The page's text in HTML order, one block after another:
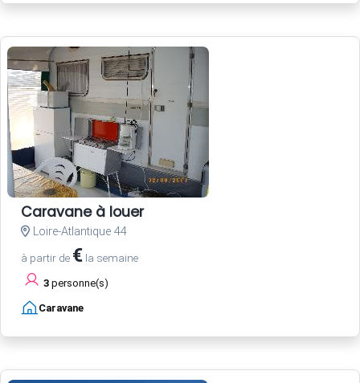
Caravane à louer
Loire-Atlantique 44
à partir de € la semaine
3 personne(s)
Caravane